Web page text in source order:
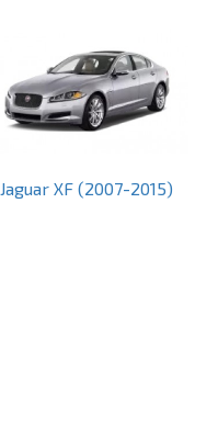
Jaguar XF (2007-2015)